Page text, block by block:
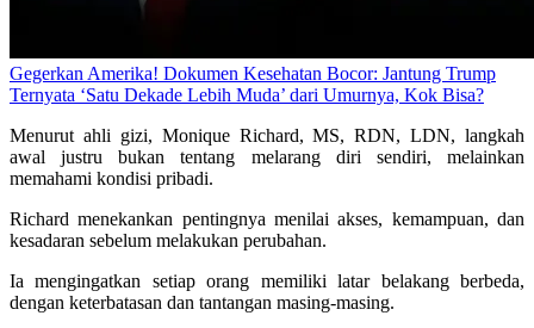
Gegerkan Amerika! Dokumen Kesehatan Bocor: Jantung Trump
Ternyata ‘Satu Dekade Lebih Muda’ dari Umurnya, Kok Bisa?
Menurut ahli gizi, Monique Richard, MS, RDN, LDN, langkah
awal justru bukan tentang melarang diri sendiri, melainkan
memahami kondisi pribadi.
Richard menekankan pentingnya menilai akses, kemampuan, dan
kesadaran sebelum melakukan perubahan.
Ia mengingatkan setiap orang memiliki latar belakang berbeda,
dengan keterbatasan dan tantangan masing-masing.